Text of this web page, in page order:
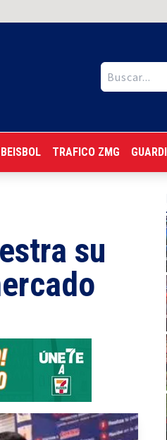
BEISBOL TRAFICO ZMG
su